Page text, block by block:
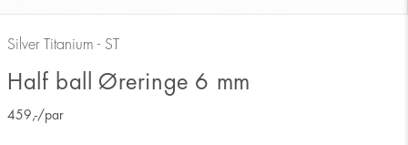
Silver Titanium - ST
Half ball Øreringe 6 mm
459 ,-/par